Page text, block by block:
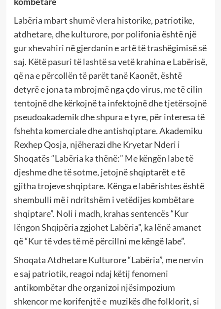
Labëria mbart shumë vlera historike, patriotike,
atdhetare, dhe kulturore, por polifonia është një
gur xhevahiri në gjerdanin e artë të trashëgimisë së
saj. Këtë pasuri të lashtë sa vetë krahina e Labërisë,
që na e përcollën të parët tanë Kaonët, është
detyrë e jona ta mbrojmë nga çdo virus, me të cilin
tentojnë dhe kërkojnë ta infektojnë dhe tjetërsojnë
pseudoakademik dhe shpura e tyre, për interesa të
fshehta komerciale dhe antishqiptare. Akademiku
Rexhep Qosja, njëherazi dhe Kryetar Nderi i
Shoqatës “Labëria ka thënë:” Me këngën labe të
djeshme dhe të sotme, jetojnë shqiptarët e të
gjitha trojeve shqiptare. Kënga e labërishtes është
shembulli më i ndritshëm i vetëdijes kombëtare
shqiptare”. Noli i madh, krahas sentencës “Kur
lëngon Shqipëria zgjohet Labëria”, ka lënë amanet
që “Kur të vdes të më përcillni me këngë labe”.
Shoqata Atdhetare Kulturore “Labëria”, me nervin
e saj patriotik, reagoi ndaj këtij fenomeni
antikombëtar dhe organizoi njësimpozium
shkencor me korifenjtë e muzikës dhe folklorit, si